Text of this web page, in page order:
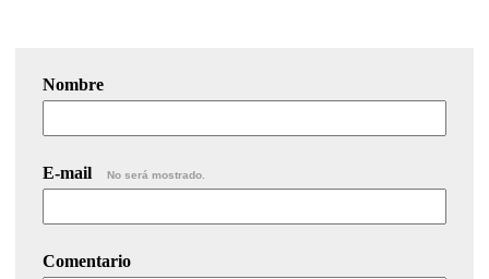
Nombre
E-mail No será mostrado.
Comentario